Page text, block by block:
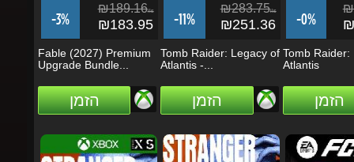
Fable (2027) Premium
Upgrade Bundle...
הזמן
Tomb Raider: Legacy of
הזמן
Tomb Raider:
הזמן